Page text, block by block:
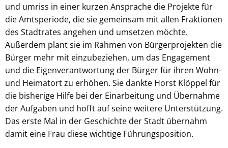
und umriss in einer kurzen Ansprache die Projekte für
die Amtsperiode, die sie gemeinsam mit allen Fraktionen
des Stadtrates angehen und umsetzen möchte.
Außerdem plant sie im Rahmen von Bürgerprojekten die
Bürger mehr mit einzubeziehen, um das Engagement
und die Eigenverantwortung der Bürger für ihren Wohn-
und Heimatort zu erhöhen. Sie dankte Horst Klöppel für
die bisherige Hilfe bei der Einarbeitung und Übernahme
der Aufgaben und hofft auf seine weitere Unterstützung.
Das erste Mal in der Geschichte der Stadt übernahm
damit eine Frau diese wichtige Führungsposition.